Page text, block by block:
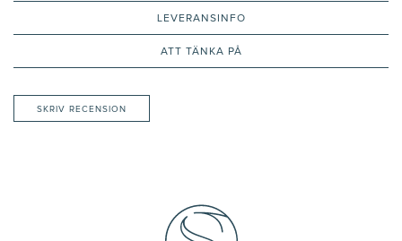
LEVERANSINFO
ATT TÄNKA PÅ
SKRIV RECENSION